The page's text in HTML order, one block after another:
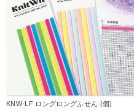
KNW-LF ロングロングふせん (個)